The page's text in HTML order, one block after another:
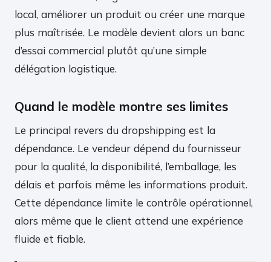
local, améliorer un produit ou créer une marque
plus maîtrisée. Le modèle devient alors un banc
d’essai commercial plutôt qu’une simple
délégation logistique.
Quand le modèle montre ses limites
Le principal revers du dropshipping est la
dépendance. Le vendeur dépend du fournisseur
pour la qualité, la disponibilité, l’emballage, les
délais et parfois même les informations produit.
Cette dépendance limite le contrôle opérationnel,
alors même que le client attend une expérience
fluide et fiable.